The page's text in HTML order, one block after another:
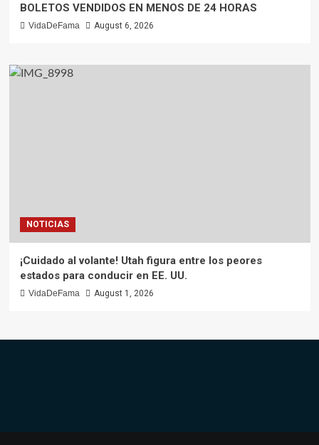
BOLETOS VENDIDOS EN MENOS DE 24 HORAS
VidaDeFama August 6, 2026
NOTICIAS
¡Cuidado al volante! Utah figura entre los peores
estados para conducir en EE. UU.
VidaDeFama August 1, 2026